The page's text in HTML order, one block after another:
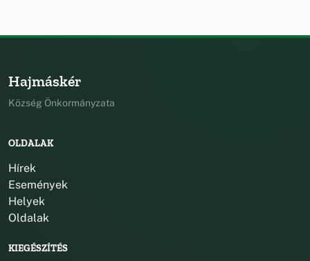
Hajmáskér
Község Önkormányzata
OLDALAK
Hírek
Események
Helyek
Oldalak
KIEGÉSZÍTÉS